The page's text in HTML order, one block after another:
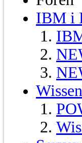
IBM i